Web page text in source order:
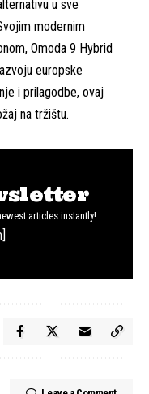
u sve
modernim
Omoda 9 Hybrid
europske
i prilagodbe, ovaj
na tržištu.
articles instantly!